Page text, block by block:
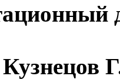
Кузнецов